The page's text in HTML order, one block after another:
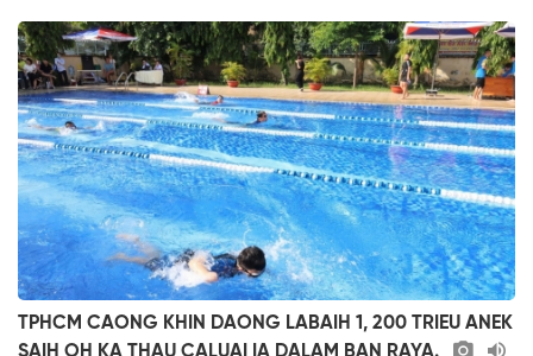
TPHCM CAONG KHIN DAONG LABAIH 1, 200 TRIEU ANEK
SAIH OH KA THAU CALUAI IA DALAM BAN RAYA.